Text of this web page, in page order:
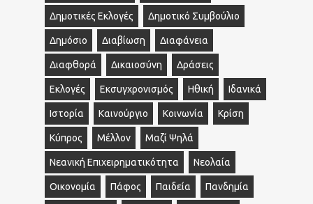
Δημοτικές Εκλογές Δημοτικό Συμβούλιο
Δημόσιο Διαβίωση Διαφάνεια
Διαφθορά Δικαιοσύνη Δράσεις
Εκλογές Εκσυγχρονισμός Ηθική Ιδανικά
Ιστορία Καινούργιο Κοινωνία Κρίση
Κύπρος Μέλλον Μαζί Ψηλά
Νεανική Επιχειρηματικότητα Νεολαία
Οικονομία Πάφος Παιδεία Πανδημία